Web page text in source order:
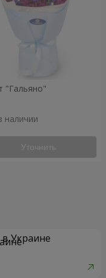
"Гальяно"
наличии
Уточнить
Украине